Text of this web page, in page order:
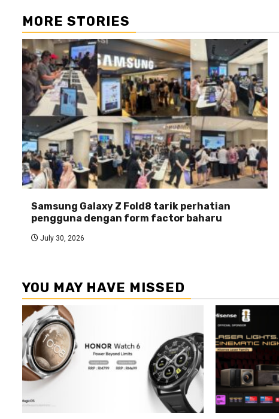
MORE STORIES
Samsung Galaxy Z Fold8 tarik perhatian
pengguna dengan form factor baharu
July 30, 2026
YOU MAY HAVE MISSED